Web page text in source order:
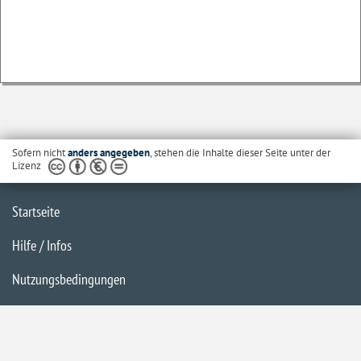
Sofern nichtanders angegeben, stehen die Inhalte dieser Seite unter der
Lizenz
Startseite
Hilfe / Infos
Nutzungsbedingungen